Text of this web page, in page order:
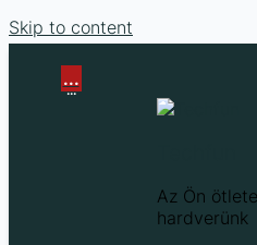
Skip to content
Az Ön
hardverünk
...
...